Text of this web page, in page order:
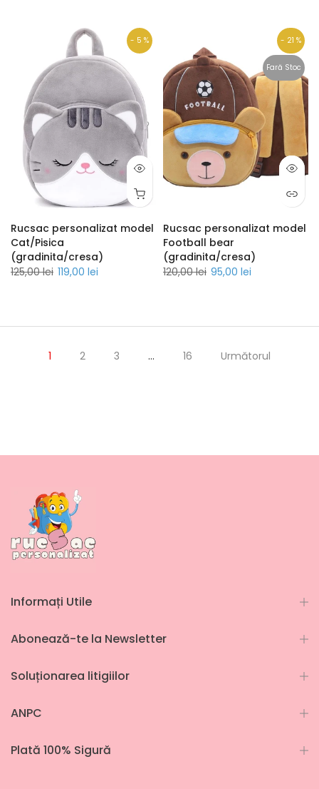
- 5 %
Rucsac personalizat model
Cat/Pisica
(gradinita/cresa)
125,00 lei 119,00 lei
- 21 %
Fară Stoc
Rucsac personalizat model
Football bear
(gradinita/cresa)
120,00 lei 95,00 lei
1 2 3 … 16 Următorul
Informați Utile
Abonează-te la Newsletter
Soluționarea litigiilor
ANPC
Plată 100% Sigură